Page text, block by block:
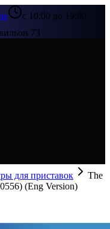
с 10:00 до 19:00
73
для приставок
The
(Eng Version)